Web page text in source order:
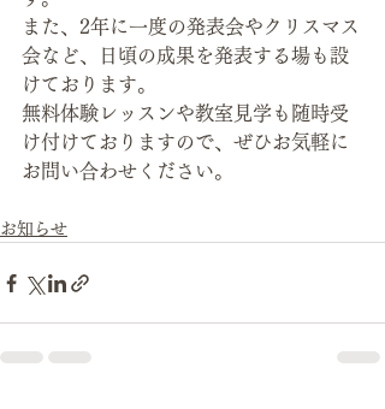
また、2年に一度の発表会やクリスマス
会など、日頃の成果を発表する場も設
けております。
無料体験レッスンや教室見学も随時受
け付けておりますので、ぜひお気軽に
お問い合わせください。
お知らせ